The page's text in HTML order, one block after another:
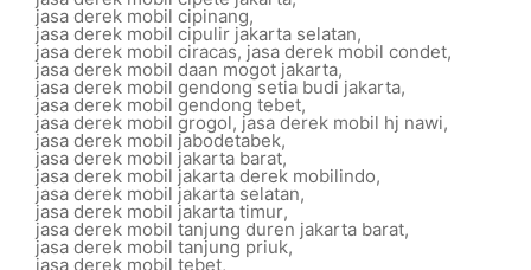
jasa derek mobil cipinang,
jasa derek mobil cipulir jakarta selatan,
jasa derek mobil ciracas, jasa derek mobil condet,
jasa derek mobil daan mogot jakarta,
jasa derek mobil gendong setia budi jakarta,
jasa derek mobil gendong tebet,
jasa derek mobil grogol, jasa derek mobil hj nawi,
jasa derek mobil jabodetabek,
jasa derek mobil jakarta barat,
jasa derek mobil jakarta derek mobilindo,
jasa derek mobil jakarta selatan,
jasa derek mobil jakarta timur,
jasa derek mobil tanjung duren jakarta barat,
jasa derek mobil tanjung priuk,
jasa derek mobil tebet,